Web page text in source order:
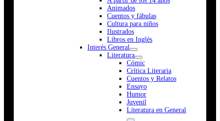
Animados
Cuentos y fábulas
Cultura para niños
Ilustrados
Libros en Inglés
Interés General
Literatura
Cómic
Crítica Literaria
Cuentos y Relatos
Ensayo
Humor
Juvenil
Literatura en General